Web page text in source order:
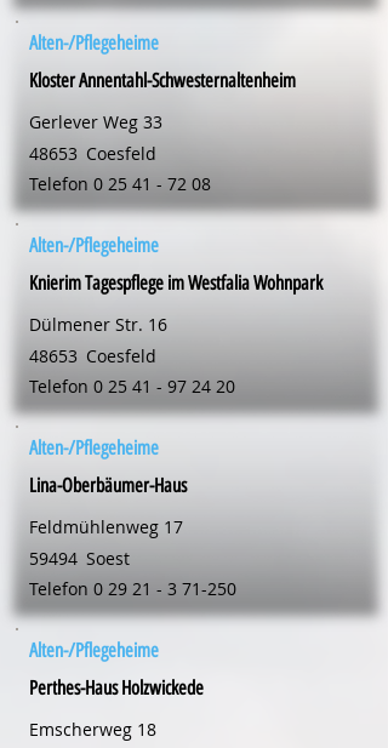
Alten-/Pflegeheime
Kloster Annentahl-Schwesternaltenheim
Gerlever Weg 33
48653 Coesfeld
Telefon 0 25 41 - 72 08
Alten-/Pflegeheime
Knierim Tagespflege im Westfalia Wohnpark
Dülmener Str. 16
48653 Coesfeld
Telefon 0 25 41 - 97 24 20
Alten-/Pflegeheime
Lina-Oberbäumer-Haus
Feldmühlenweg 17
59494 Soest
Telefon 0 29 21 - 3 71-250
Alten-/Pflegeheime
Perthes-Haus Holzwickede
Emscherweg 18